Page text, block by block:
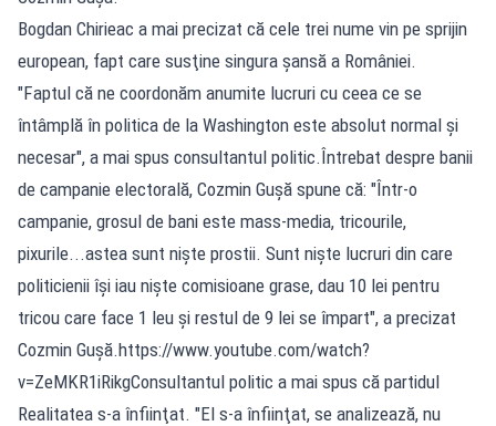
Bogdan Chirieac a mai precizat că cele trei nume vin pe sprijin
european, fapt care susţine singura şansă a României.
"Faptul că ne coordonăm anumite lucruri cu ceea ce se
întâmplă în politica de la Washington este absolut normal şi
necesar", a mai spus consultantul politic.Întrebat despre banii
de campanie electorală, Cozmin Guşă spune că: "Într-o
campanie, grosul de bani este mass-media, tricourile,
pixurile...astea sunt nişte prostii. Sunt nişte lucruri din care
politicienii îşi iau nişte comisioane grase, dau 10 lei pentru
tricou care face 1 leu şi restul de 9 lei se împart", a precizat
Cozmin Guşă.https://www.youtube.com/watch?
v=ZeMKR1iRikgConsultantul politic a mai spus că partidul
Realitatea s-a înfiinţat. "El s-a înfiinţat, se analizează, nu